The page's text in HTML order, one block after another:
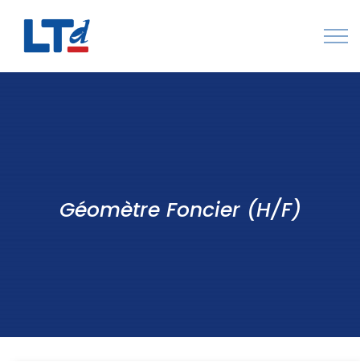
Contactez-nousGéomètre Foncier (H/F)